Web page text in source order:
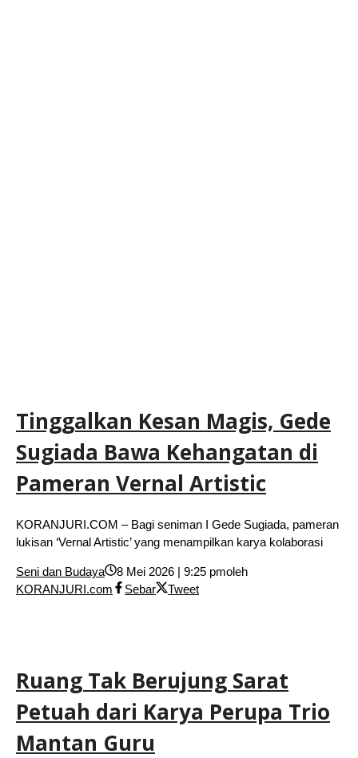
Tinggalkan Kesan Magis, Gede
Sugiada Bawa Kehangatan di
Pameran Vernal Artistic
KORANJURI.COM – Bagi seniman I Gede Sugiada, pameran
lukisan ‘Vernal Artistic’ yang menampilkan karya kolaborasi
Seni dan Budaya 8 Mei 2026 | 9:25 pmoleh
KORANJURI.com
Sebar Tweet
Ruang Tak Berujung Sarat
Petuah dari Karya Perupa Trio
Mantan Guru